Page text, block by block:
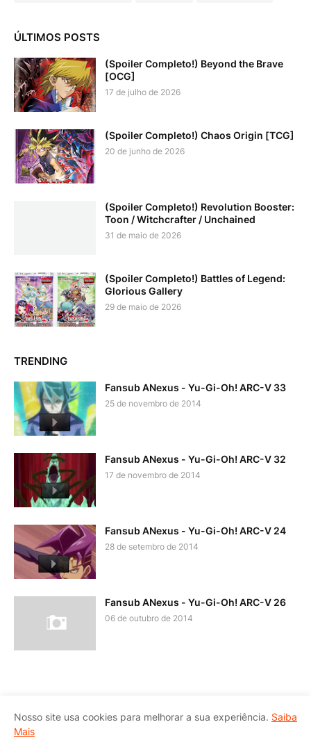
ÚLTIMOS POSTS
(Spoiler Completo!) Beyond the Brave
[OCG]
17 de julho de 2026
(Spoiler Completo!) Chaos Origin [TCG]
20 de junho de 2026
(Spoiler Completo!) Revolution Booster:
Toon / Witchcrafter / Unchained
31 de maio de 2026
(Spoiler Completo!) Battles of Legend:
Glorious Gallery
29 de maio de 2026
TRENDING
Fansub ANexus - Yu-Gi-Oh! ARC-V 33
25 de novembro de 2014
Fansub ANexus - Yu-Gi-Oh! ARC-V 32
17 de novembro de 2014
Fansub ANexus - Yu-Gi-Oh! ARC-V 24
28 de setembro de 2014
Fansub ANexus - Yu-Gi-Oh! ARC-V 26
06 de outubro de 2014
Política de Conteúdo
Política de Comentários
Contato
Nosso site usa cookies para melhorar a sua experiência. Saiba
Mais